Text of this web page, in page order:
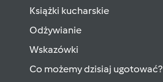
Książki kucharskie
Odżywianie
Wskazówki
Co możemy dzisiaj ugotować?